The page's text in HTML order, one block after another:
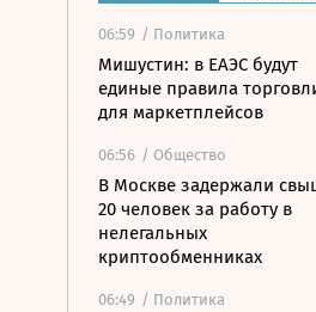
06:59 / Политика
Мишустин: в ЕАЭС будут
единые правила
для маркетплейсов
06:56 / Общество
В Москве задержали
20 человек за работу в
нелегальных
криптообменниках
06:49 / Политика